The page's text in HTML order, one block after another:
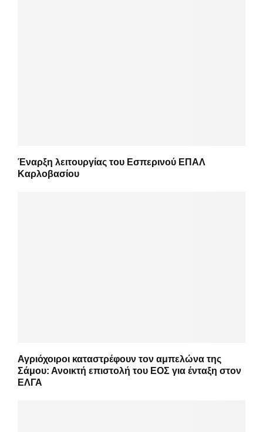
Έναρξη λειτουργίας του Εσπερινού ΕΠΑΛ
Καρλοβασίου
Αγριόχοιροι καταστρέφουν τον αμπελώνα της
Σάμου: Ανοικτή επιστολή του ΕΟΣ για ένταξη στον
ΕΛΓΑ